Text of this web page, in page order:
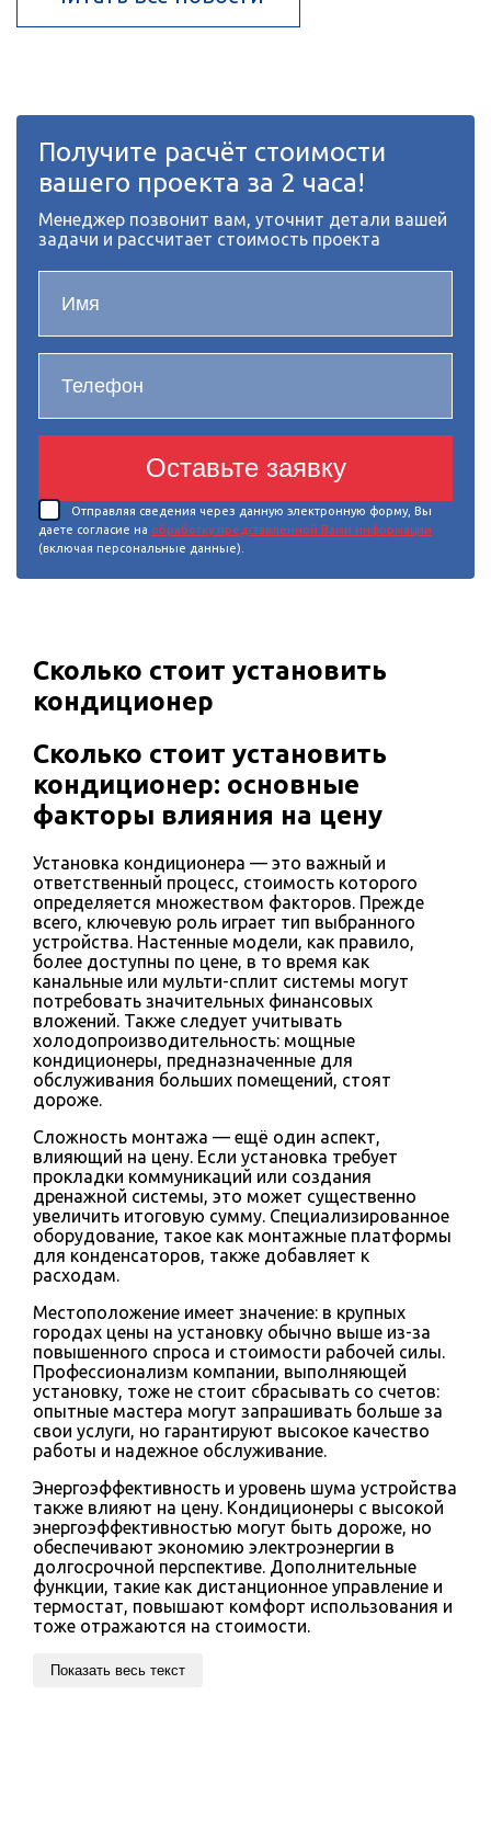
Получите расчёт стоимости
вашего проекта за 2 часа!
Менеджер позвонит вам, уточнит детали вашей
задачи и рассчитает стоимость проекта
Оставьте заявку
Отправляя сведения через данную электронную форму, Вы
даете согласие на обработку представленной Вами информации
(включая персональные данные).
Сколько стоит установить
кондиционер
Сколько стоит установить
кондиционер: основные
факторы влияния на цену
Установка кондиционера — это важный и
ответственный процесс, стоимость которого
определяется множеством факторов. Прежде
всего, ключевую роль играет тип выбранного
устройства. Настенные модели, как правило,
более доступны по цене, в то время как
канальные или мульти-сплит системы могут
потребовать значительных финансовых
вложений. Также следует учитывать
холодопроизводительность: мощные
кондиционеры, предназначенные для
обслуживания больших помещений, стоят
дороже.
Сложность монтажа — ещё один аспект,
влияющий на цену. Если установка требует
прокладки коммуникаций или создания
дренажной системы, это может существенно
увеличить итоговую сумму. Специализированное
оборудование, такое как монтажные платформы
для конденсаторов, также добавляет к
расходам.
Местоположение имеет значение: в крупных
городах цены на установку обычно выше из-за
повышенного спроса и стоимости рабочей силы.
Профессионализм компании, выполняющей
установку, тоже не стоит сбрасывать со счетов:
опытные мастера могут запрашивать больше за
свои услуги, но гарантируют высокое качество
работы и надежное обслуживание.
Энергоэффективность и уровень шума устройства
также влияют на цену. Кондиционеры с высокой
энергоэффективностью могут быть дороже, но
обеспечивают экономию электроэнергии в
долгосрочной перспективе. Дополнительные
функции, такие как дистанционное управление и
термостат, повышают комфорт использования и
тоже отражаются на стоимости.
Показать весь текст